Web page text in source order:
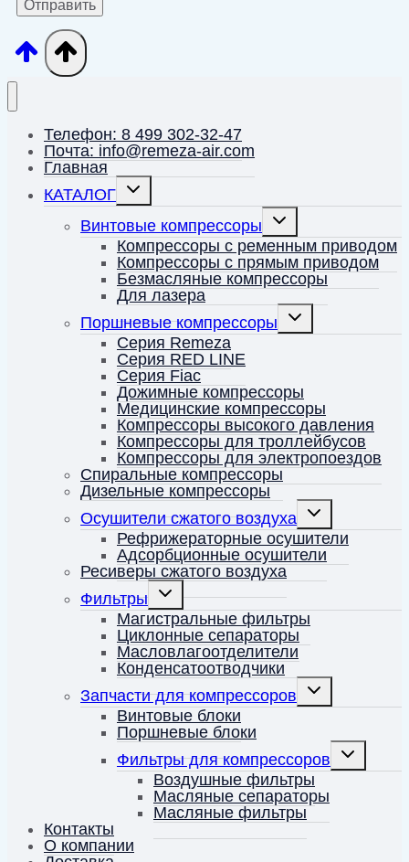
Телефон: 8 499 302-32-47
Почта: info@remeza-air.com
Главная
КАТАЛОГ
Переключить
Винтовые компрессоры
Переключить
меню
Компрессоры с ременным приводом
Компрессоры с прямым приводом
Безмасляные компрессоры
Для лазера
Поршневые компрессоры
Переключить
Серия Remeza
Серия RED LINE
Серия Fiac
Дожимные компрессоры
Медицинские компрессоры
Компрессоры высокого давления
Компрессоры для троллейбусов
Компрессоры для электропоездов
Спиральные компрессоры
Дизельные компрессоры
Осушители сжатого воздуха
Переключить
меню
Рефрижераторные осушители
Адсорбционные осушители
Ресиверы сжатого воздуха
Фильтры
Переключить
дочернее
меню
Магистральные фильтры
Циклонные сепараторы
Масловлагоотделители
Конденсатоотводчики
Запчасти для компрессоров
Переключить
Винтовые блоки
Поршневые блоки
Фильтры для компрессоров
Переключить
Воздушные фильтры
Масляные сепараторы
Масляные фильтры
Контакты
О компании